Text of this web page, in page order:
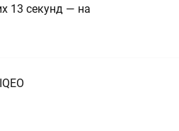
13 секунд — на